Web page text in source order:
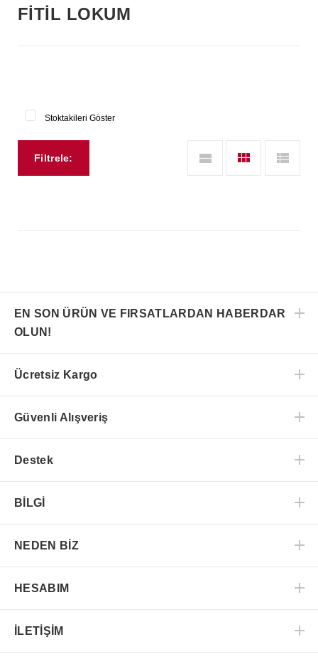
FİTİL LOKUM
Stoktakileri Göster
Filtrele:
EN SON ÜRÜN VE FIRSATLARDAN HABERDAR
OLUN!
Ücretsiz Kargo
Güvenli Alışveriş
Destek
BİLGİ
NEDEN BİZ
HESABIM
İLETİŞİM